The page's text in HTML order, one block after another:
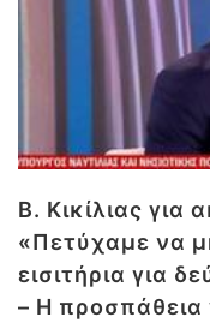
Β. Κικίλιας για
«Πετύχαμε να
εισιτήρια για
– Η προσπάθεια